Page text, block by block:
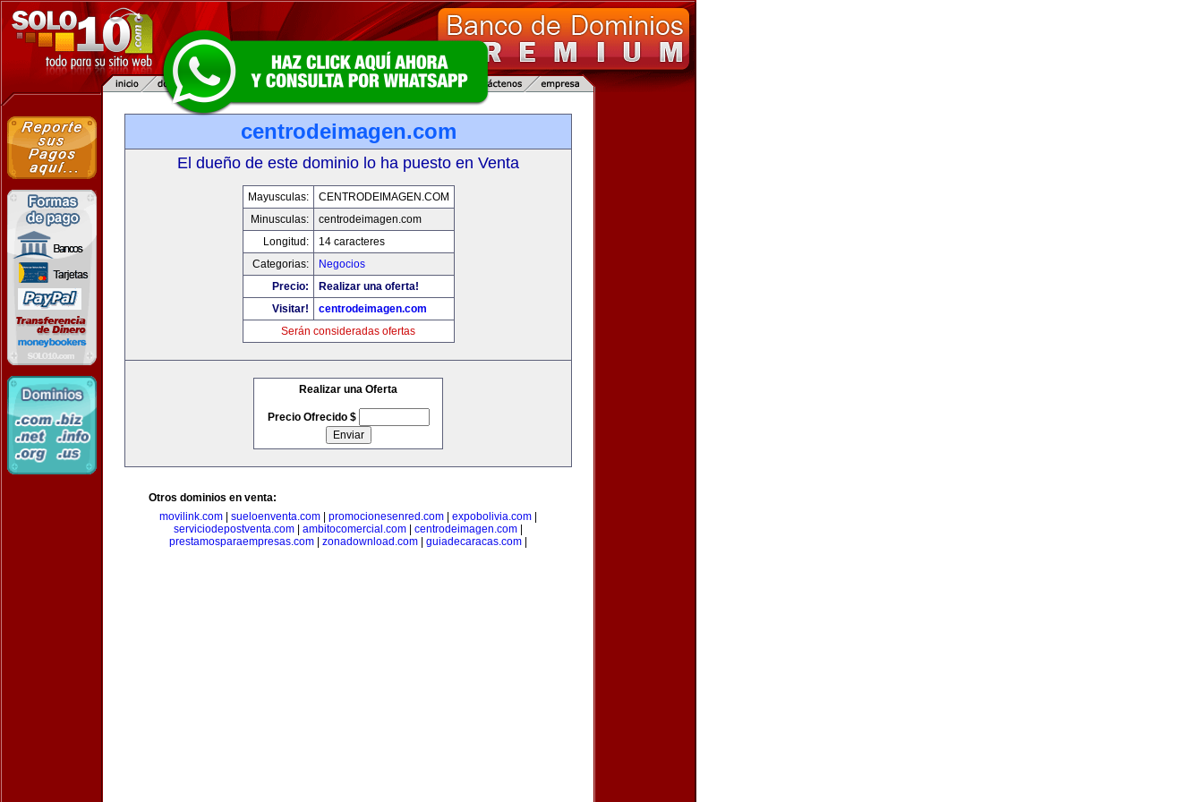
centrodeimagen.com
El dueño de este dominio lo ha puesto en Venta
Mayusculas:
CENTRODEIMAGEN.COM
Minusculas:
centrodeimagen.com
Longitud:
14 caracteres
Categorias:
Negocios
Precio:
Realizar una oferta!
Visitar!
centrodeimagen.com
Serán consideradas ofertas
Realizar una Oferta
Precio Ofrecido $
Otros dominios en venta:
movilink.com
sueloenventa.com promocionesenred.com expobolivia.com
serviciodepostventa.com
ambitocomercial.com centrodeimagen.com
prestamosparaempresas.com
zonadownload.com guiadecaracas.com